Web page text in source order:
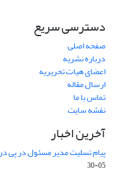
دسترسی سریع
صفحه اصلی
درباره نشریه
اعضای هیات تحریریه
ارسال مقاله
تماس با ما
نقشه سایت
آخرین اخبار
پیام تسلیت مدیر مسئول در پی
05-30